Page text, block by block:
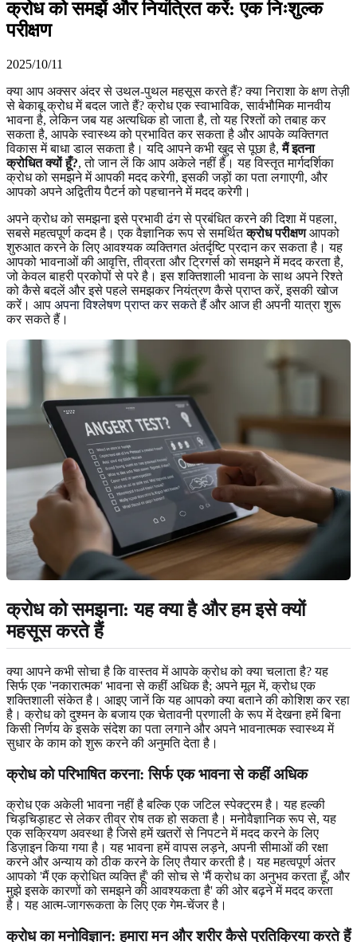
क्रोध को समझें और नियंत्रित करें: एक निःशुल्क
परीक्षण
2025/10/11
क्या आप अक्सर अंदर से उथल-पुथल महसूस करते हैं? क्या निराशा के क्षण तेज़ी
से बेकाबू क्रोध में बदल जाते हैं? क्रोध एक स्वाभाविक, सार्वभौमिक मानवीय
भावना है, लेकिन जब यह अत्यधिक हो जाता है, तो यह रिश्तों को तबाह कर
सकता है, आपके स्वास्थ्य को प्रभावित कर सकता है और आपके व्यक्तिगत
विकास में बाधा डाल सकता है। यदि आपने कभी खुद से पूछा है,मैं इतना
क्रोधित क्यों हूँ?, तो जान लें कि आप अकेले नहीं हैं। यह विस्तृत मार्गदर्शिका
क्रोध को समझने में आपकी मदद करेगी, इसकी जड़ों का पता लगाएगी, और
आपको अपने अद्वितीय पैटर्न को पहचानने में मदद करेगी।
अपने क्रोध को समझना इसे प्रभावी ढंग से प्रबंधित करने की दिशा में पहला,
सबसे महत्वपूर्ण कदम है। एक वैज्ञानिक रूप से समर्थितक्रोध परीक्षणआपको
शुरुआत करने के लिए आवश्यक व्यक्तिगत अंतर्दृष्टि प्रदान कर सकता है। यह
आपको भावनाओं की आवृत्ति, तीव्रता और ट्रिगर्स को समझने में मदद करता है,
जो केवल बाहरी प्रकोपों से परे है। इस शक्तिशाली भावना के साथ अपने रिश्ते
को कैसे बदलें और इसे पहले समझकर नियंत्रण कैसे प्राप्त करें, इसकी खोज
करें। आप अपना विश्लेषण प्राप्त कर सकते हैं और आज ही अपनी यात्रा शुरू
कर सकते हैं।
क्रोध को समझना: यह क्या है और हम इसे क्यों
महसूस करते हैं
क्या आपने कभी सोचा है कि वास्तव में आपके क्रोध को क्या चलाता है? यह
सिर्फ एक 'नकारात्मक' भावना से कहीं अधिक है; अपने मूल में, क्रोध एक
शक्तिशाली संकेत है। आइए जानें कि यह आपको क्या बताने की कोशिश कर रहा
है। क्रोध को दुश्मन के बजाय एक चेतावनी प्रणाली के रूप में देखना हमें बिना
किसी निर्णय के इसके संदेश का पता लगाने और अपने भावनात्मक स्वास्थ्य में
सुधार के काम को शुरू करने की अनुमति देता है।
क्रोध को परिभाषित करना: सिर्फ एक भावना से कहीं अधिक
क्रोध एक अकेली भावना नहीं है बल्कि एक जटिल स्पेक्ट्रम है। यह हल्की
चिड़चिड़ाहट से लेकर तीव्र रोष तक हो सकता है। मनोवैज्ञानिक रूप से, यह
एक सक्रियण अवस्था है जिसे हमें खतरों से निपटने में मदद करने के लिए
डिज़ाइन किया गया है। यह भावना हमें वापस लड़ने, अपनी सीमाओं की रक्षा
करने और अन्याय को ठीक करने के लिए तैयार करती है। यह महत्वपूर्ण अंतर
आपको 'मैं एक क्रोधित व्यक्ति हूँ' की सोच से 'मैं क्रोध का अनुभव करता हूँ, और
मुझे इसके कारणों को समझने की आवश्यकता है' की ओर बढ़ने में मदद करता
है। यह आत्म-जागरूकता के लिए एक गेम-चेंजर है।
क्रोध का मनोविज्ञान: हमारा मन और शरीर कैसे प्रतिक्रिया करते हैं